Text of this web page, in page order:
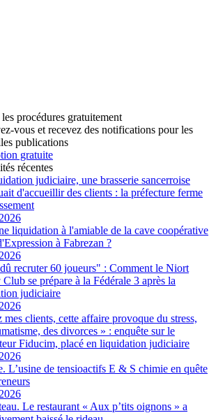
procédures gratuitement
vous et recevez des notifications pour les
publications
gratuite
récentes
judiciaire, une brasserie sancerroise
d'accueillir des clients : la préfecture ferme
liquidation à l'amiable de la cave coopérative
à Fabrezan ?
recruter 60 joueurs" : Comment le Niort
se prépare à la Fédérale 3 après la
judiciaire
mes clients, cette affaire provoque du stress,
des divorces » : enquête sur le
Fiducim, placé en liquidation judiciaire
L’usine de tensioactifs E & S chimie en quête
Le restaurant « Aux p’tits oignons » a